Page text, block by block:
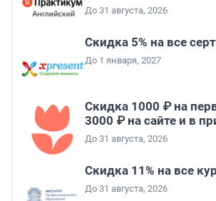
До 31 августа, 2026
Скидка 5% на все
До 1 января, 2027
Скидка 1000 ₽ на
3000 ₽ на сайте и в
До 31 августа, 2026
Скидка 11% на все
До 31 августа, 2026